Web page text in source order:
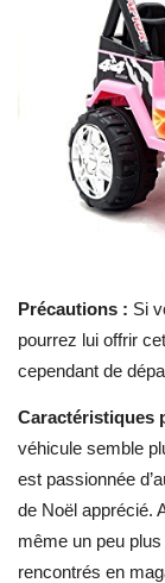
Précautions : Si
pourrez lui offrir
cependant de
Caractéristiques
véhicule semble
est passionnée
de Noël apprécié.
même un peu
rencontrés en